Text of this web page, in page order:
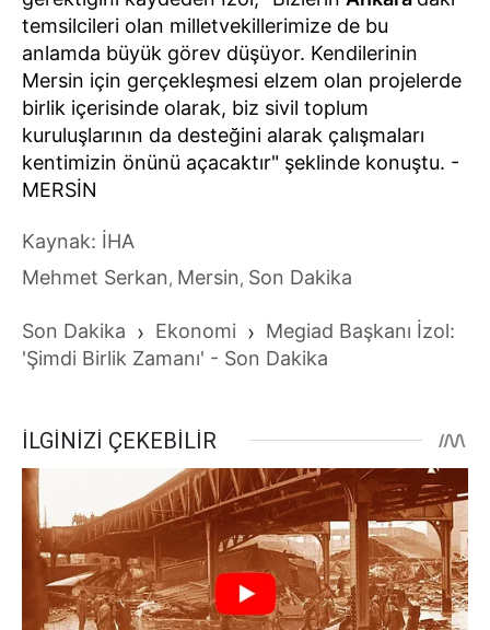
temsilcileri olan milletvekillerimize de bu
anlamda büyük görev düşüyor. Kendilerinin
Mersin için gerçekleşmesi elzem olan projelerde
birlik içerisinde olarak, biz sivil toplum
kuruluşlarının da desteğini alarak çalışmaları
kentimizin önünü açacaktır" şeklinde konuştu. -
MERSİN
Kaynak: İHA
Mehmet Serkan, Mersin, Son Dakika
Son Dakika › Ekonomi › Megiad Başkanı İzol:
'Şimdi Birlik Zamanı' - Son Dakika